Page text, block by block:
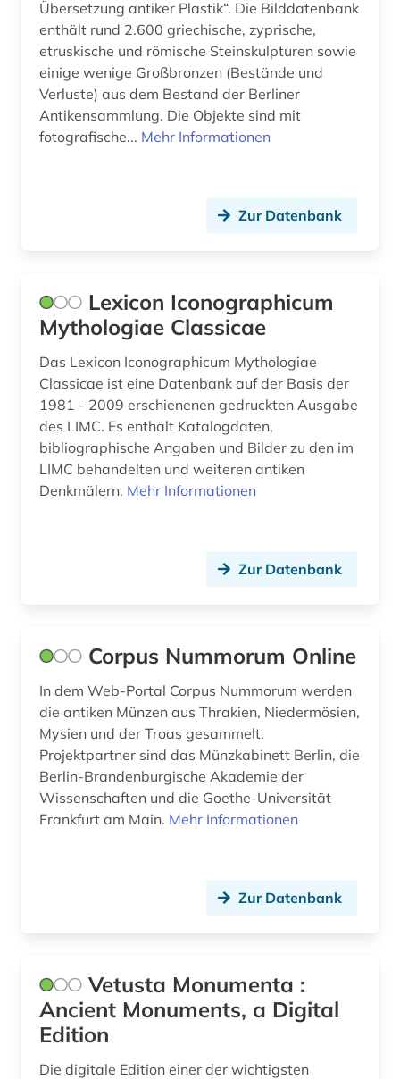
Übersetzung antiker Plastik“. Die Bilddatenbank
enthält rund 2.600 griechische, zyprische,
etruskische und römische Steinskulpturen sowie
einige wenige Großbronzen (Bestände und
Verluste) aus dem Bestand der Berliner
Antikensammlung. Die Objekte sind mit
fotografische... Mehr Informationen
Zur Datenbank
Lexicon Iconographicum
Mythologiae Classicae
Das Lexicon Iconographicum Mythologiae
Classicae ist eine Datenbank auf der Basis der
1981 - 2009 erschienenen gedruckten Ausgabe
des LIMC. Es enthält Katalogdaten,
bibliographische Angaben und Bilder zu den im
LIMC behandelten und weiteren antiken
Denkmälern. Mehr Informationen
Zur Datenbank
Corpus Nummorum Online
In dem Web-Portal Corpus Nummorum werden
die antiken Münzen aus Thrakien, Niedermösien,
Mysien und der Troas gesammelt.
Projektpartner sind das Münzkabinett Berlin, die
Berlin-Brandenburgische Akademie der
Wissenschaften und die Goethe-Universität
Frankfurt am Main. Mehr Informationen
Zur Datenbank
Vetusta Monumenta :
Ancient Monuments, a Digital
Edition
Die digitale Edition einer der wichtigsten